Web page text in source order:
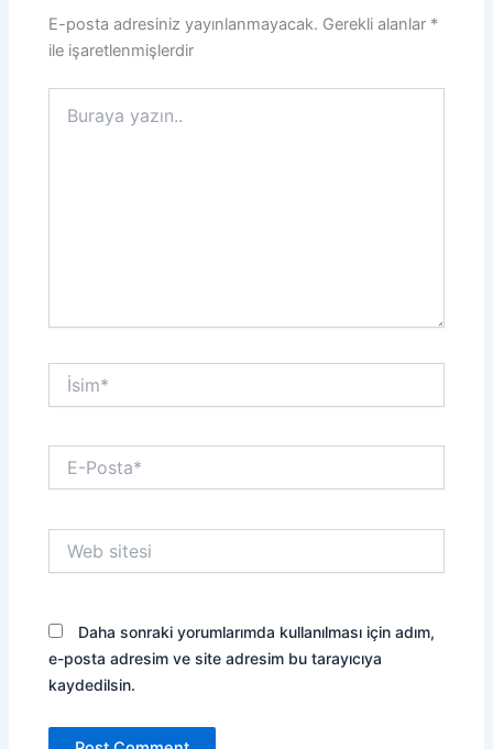
E-posta adresiniz yayınlanmayacak. Gerekli alanlar *
ile işaretlenmişlerdir
yazın..
İsim*
Posta*
sitesi
Daha sonraki yorumlarımda kullanılması için adım,
e-posta adresim ve site adresim bu tarayıcıya
kaydedilsin.